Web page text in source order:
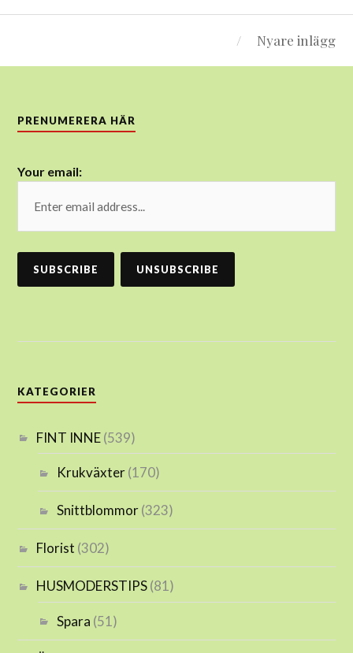
Nyare inlägg
PRENUMERERA HÄR
Your email:
KATEGORIER
FINT INNE(539)
Krukväxter(170)
Snittblommor(323)
Florist (302)
HUSMODERSTIPS(81)
Spara (51)